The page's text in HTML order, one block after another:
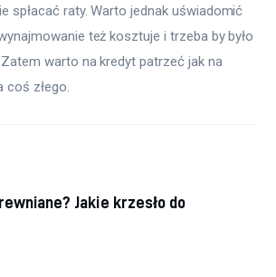
spłacać raty. Warto jednak uświadomić
też kosztuje i trzeba by było
warto na kredyt patrzeć jak na
coś złego.
Jakie krzesło do